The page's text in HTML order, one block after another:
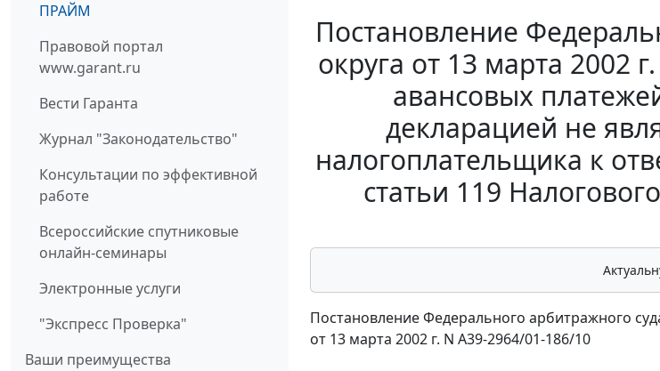
ПРАЙМ
Правовой портал
www.garant.ru
Вести Гаранта
Журнал "Законодательство"
Консультации по эффективной
работе
Всероссийские спутниковые
онлайн-семинары
Электронные услуги
"Экспресс Проверка"
Ваши преимущества
Постановление
округа от 13 марта 2002
авансовых
декларацией не
налогоплательщика к
статьи 119
Постановление Федерального арбитражного
от 13 марта 2002 г. N А39-2964/01-186/10